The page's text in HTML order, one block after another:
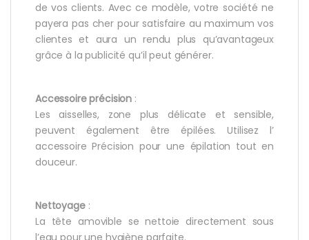
de vos clients. Avec ce modèle, votre société ne
payera pas cher pour satisfaire au maximum vos
clientes et aura un rendu plus qu’avantageux
grâce à la publicité qu’il peut générer.
Accessoire précision :
Les aisselles, zone plus délicate et sensible,
peuvent également être épilées. Utilisez l’
accessoire Précision pour une épilation tout en
douceur.
Nettoyage:
La tête amovible se nettoie directement sous
l’eau pour une hygiène parfaite.